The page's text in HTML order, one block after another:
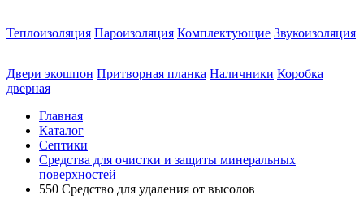
Теплоизоляция Пароизоляция Комплектующие Звукоизоляция
Двери экошпон Притворная планка Наличники Коробка
дверная
Главная
Каталог
Септики
Средства для очистки и защиты минеральных
поверхностей
550 Средство для удаления от высолов